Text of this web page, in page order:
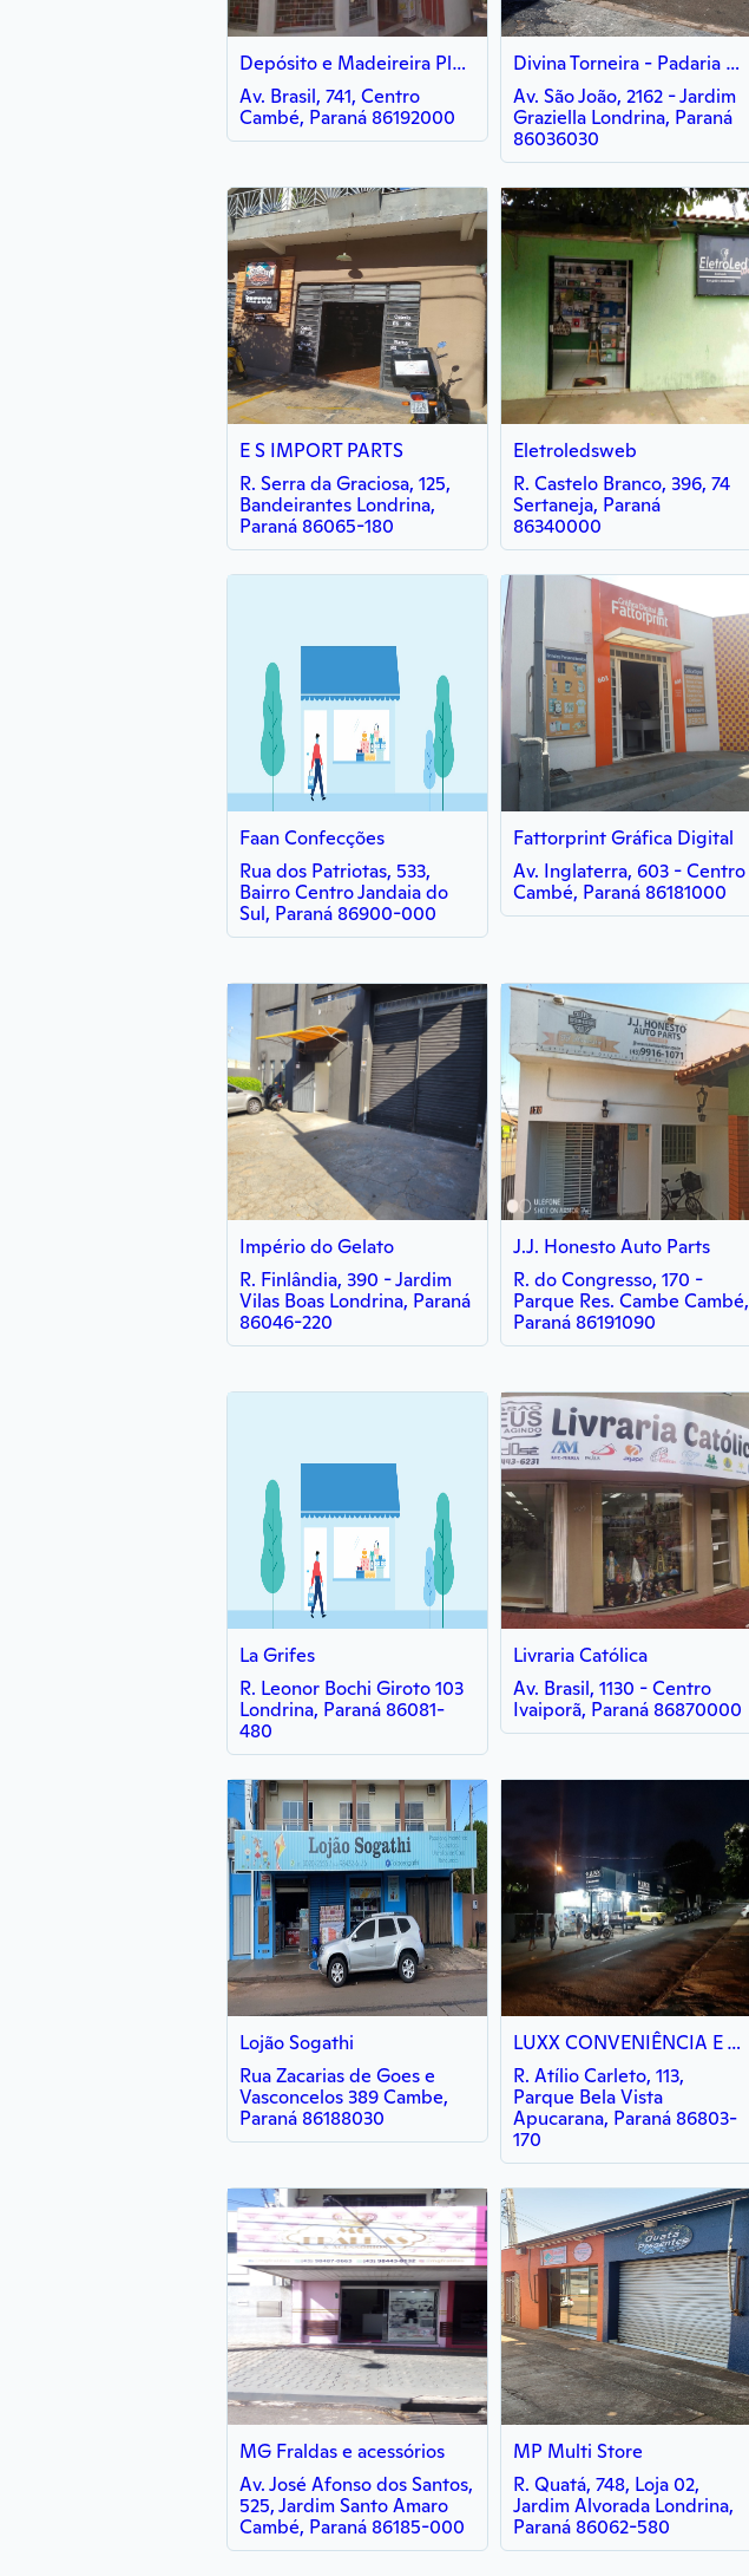
Depósito e Madeireira Planalto
Av. Brasil, 741, Centro
Cambé, Paraná 86192000
Divina Torneira - Padaria e Pizzaria
Av. São João, 2162 - Jardim
Graziella Londrina, Paraná
86036030
E S IMPORT PARTS
R. Serra da Graciosa, 125,
Bandeirantes Londrina,
Paraná 86065-180
Eletroledsweb
R. Castelo Branco, 396, 74
Sertaneja, Paraná
86340000
Faan Confecções
Rua dos Patriotas, 533,
Bairro Centro Jandaia do
Sul, Paraná 86900-000
Fattorprint Gráfica Digital
Av. Inglaterra, 603 - Centro
Cambé, Paraná 86181000
Império do Gelato
R. Finlândia, 390 - Jardim
Vilas Boas Londrina, Paraná
86046-220
J.J. Honesto Auto Parts
R. do Congresso, 170 -
Parque Res. Cambe Cambé,
Paraná 86191090
La Grifes
R. Leonor Bochi Giroto 103
Londrina, Paraná 86081-
480
Livraria Católica
Av. Brasil, 1130 - Centro
Ivaiporã, Paraná 86870000
Lojão Sogathi
Rua Zacarias de Goes e
Vasconcelos 389 Cambe,
Paraná 86188030
LUXX CONVENIÊNCIA E TABACARIA
R. Atílio Carleto, 113,
Parque Bela Vista
Apucarana, Paraná 86803-
170
MG Fraldas e acessórios
Av. José Afonso dos Santos,
525, Jardim Santo Amaro
Cambé, Paraná 86185-000
MP Multi Store
R. Quatá, 748, Loja 02,
Jardim Alvorada Londrina,
Paraná 86062-580